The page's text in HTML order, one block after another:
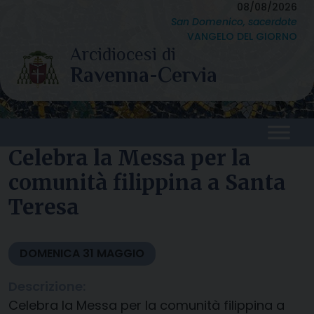
content
08/08/2026
San Domenico, sacerdote
VANGELO DEL GIORNO
Celebra la Messa per la
comunità filippina a Santa
Teresa
DOMENICA 31 MAGGIO
Celebra la Messa per la comunità filippina a